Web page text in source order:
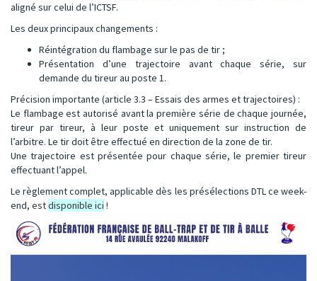
aligné sur celui de l’ICTSF.
Les deux principaux changements :
Réintégration du flambage sur le pas de tir ;
Présentation d’une trajectoire avant chaque série, sur
demande du tireur au poste 1.
Précision importante (article 3.3 – Essais des armes et trajectoires) :
Le flambage est autorisé avant la première série de chaque journée,
tireur par tireur, à leur poste et uniquement sur instruction de
l’arbitre. Le tir doit être effectué en direction de la zone de tir.
Une trajectoire est présentée pour chaque série, le premier tireur
effectuant l’appel.
Le règlement complet, applicable dès les présélections DTL ce week-
end, estdisponible ici !